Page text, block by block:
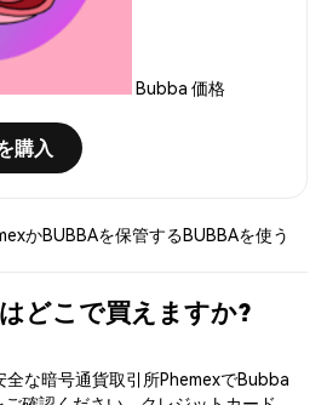
Bubba 価格
購入
かBUBBAを保管するBUBBAを使う
どこで買えますか?
な暗号通貨取引所PhemexでBubba